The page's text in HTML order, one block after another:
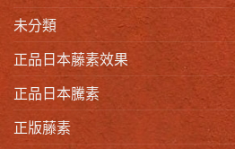
未分類
正品日本藤素效果
正品日本騰素
正版藤素